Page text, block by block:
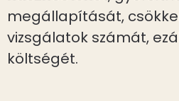
megállapítását,
vizsgálatok számát,
költségét.